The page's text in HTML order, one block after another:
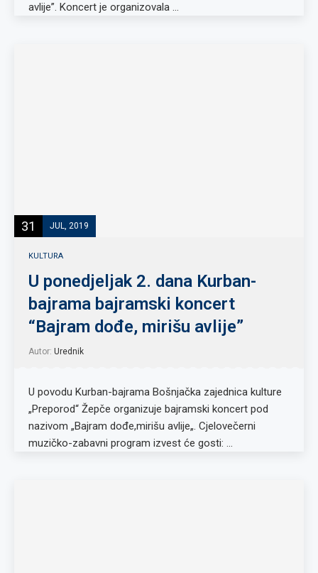
avlije”. Koncert je organizovala …
31 JUL, 2019
KULTURA
U ponedjeljak 2. dana Kurban-
bajrama bajramski koncert
“Bajram dođe, mirišu avlije”
Autor: Urednik
U povodu Kurban-bajrama Bošnjačka zajednica kulture
„Preporod“ Žepče organizuje bajramski koncert pod
nazivom „Bajram dođe,mirišu avlije„. Cjelovečerni
muzičko-zabavni program izvest će gosti: …